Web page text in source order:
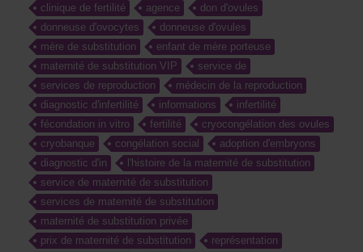
clinique de fertilité
agence
don d'ovules
donneuse d'ovocytes
donneuse d'ovules
mère de substitution
enfant de mère porteuse
maternité de substitution VIP
service de
services de reproduction
médecin de la reproduction
diagnostic d'infertilité
informations
infertilité
fécondation in vitro
fertilité
cryocongélation des ovules
cryobanque
congélation social
adoption d'embryons
diagnostic d'in
l'histoire de la maternité de substitution
service de maternité de substitution
services de maternité de substitution
maternité de substitution privée
prix de maternité de substitution
représentation